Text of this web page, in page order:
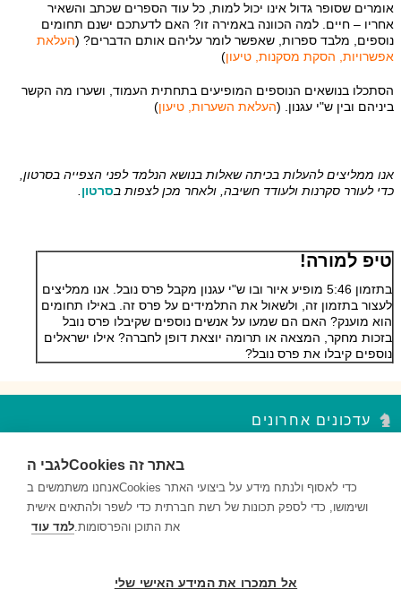
אומרים שסופר גדול אינו יכול למות, כל עוד הספרים שכתב והשאיר
אחריו – חיים. למה הכוונה באמירה זו? האם לדעתכם ישנם תחומים
נוספים, מלבד ספרות, שאפשר לומר עליהם אותם הדברים? (העלאת
אפשרויות, הסקת מסקנות, טיעון)
הסתכלו בנושאים הנוספים המופיעים בתחתית העמוד, ושערו מה הקשר
ביניהם ובין ש"י עגנון. (העלאת השערות, טיעון)
אנו ממליצים להעלות בכיתה שאלות בנושא הנלמד לפני הצפייה בסרטון,
כדי לעורר סקרנות ולעודד חשיבה, ולאחר מכן לצפות בסרטון
טיפ למורה!
בתזמון 5:46 מופיע איור ובו ש"י עגנון מקבל פרס נובל. אנו ממליצים
לעצור בתזמון זה, ולשאול את התלמידים על פרס זה. באילו תחומים
הוא מוענק? האם הם שמעו על אנשים נוספים שקיבלו פרס נובל
בזכות מחקר, המצאה או תרומה יוצאת דופן לחברה? אילו ישראלים
נוספים קיבלו את פרס נובל?
עדכונים אחרונים
השאלות במקבץ נקודות העצירה מעודדות למידה ברמות חשיבה שונות...
השאלות במקבץ נקודות העצירה מעודדות למידה ברמות חשיבה שונות...
דם ותאי דם – נקודות עצירה מקבץ 2
השאלות במקבץ נקודות העצירה מעודדות למידה ברמות חשיבה שונות...
לגבי הCookies באתר זה
אנחנו משתמשים בCookies כדי לאסוף ולנתח מידע על ביצועי האתר
ושימושו, כדי לספק תכונות של רשת חברתית כדי לשפר ולהתאים אישית
את התוכן והפרסומות.למד עוד
אל תמכרו את המידע האישי שלי